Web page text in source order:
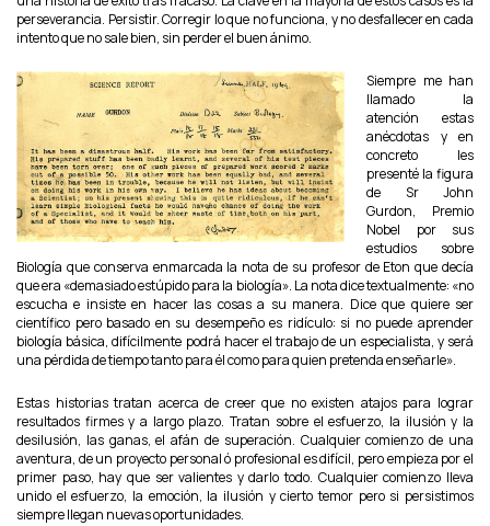
perseverancia. Persistir. Corregir lo que no funciona, y no desfallecer en cada
intento que no sale bien, sin perder el buen ánimo.
Siempre me han
llamado la
atención estas
anécdotas y en
concreto les
presenté la figura
de Sr John
Gurdon, Premio
Nobel por sus
estudios sobre
Biología que conserva enmarcada la nota de su profesor de Eton que decía
que era «demasiado estúpido para la biología». La nota dice textualmente: «no
escucha e insiste en hacer las cosas a su manera. Dice que quiere ser
científico pero basado en su desempeño es ridículo: si no puede aprender
biología básica, difícilmente podrá hacer el trabajo de un especialista, y será
una pérdida de tiempo tanto para él como para quien pretenda enseñarle».
Estas historias tratan acerca de creer que no existen atajos para lograr
resultados firmes y a largo plazo. Tratan sobre el esfuerzo, la ilusión y la
desilusión, las ganas, el afán de superación. Cualquier comienzo de una
aventura, de un proyecto personal ó profesional es difícil, pero empieza por el
primer paso, hay que ser valientes y darlo todo. Cualquier comienzo lleva
unido el esfuerzo, la emoción, la ilusión y cierto temor pero si persistimos
siempre llegan nuevas oportunidades.